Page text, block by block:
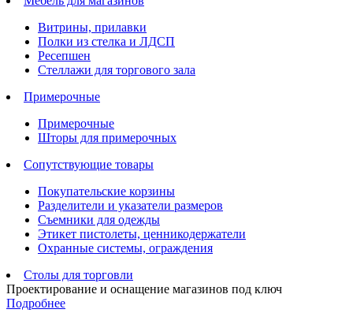
Витрины, прилавки
Полки из стелка и ЛДСП
Ресепшен
Стеллажи для торгового зала
Примерочные
Примерочные
Шторы для примерочных
Сопутствующие товары
Покупательские корзины
Разделители и указатели размеров
Съемники для одежды
Этикет пистолеты, ценникодержатели
Охранные системы, ограждения
Столы для торговли
Проектирование и оснащение магазинов под ключ
Подробнее